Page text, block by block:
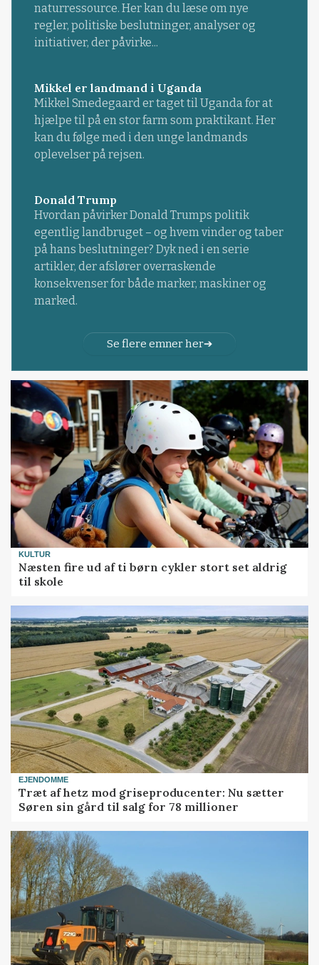
naturressource. Her kan du læse om nye
regler, politiske beslutninger, analyser og
initiativer, der påvirke...
Mikkel er landmand i Uganda
Mikkel Smedegaard er taget til Uganda for at
hjælpe til på en stor farm som praktikant. Her
kan du følge med i den unge landmands
oplevelser på rejsen.
Donald Trump
Hvordan påvirker Donald Trumps politik
egentlig landbruget – og hvem vinder og taber
på hans beslutninger? Dyk ned i en serie
artikler, der afslører overraskende
konsekvenser for både marker, maskiner og
marked.
Se flere emner her
KULTUR
Næsten fire ud af ti børn cykler stort set aldrig
til skole
EJENDOMME
Træt af hetz mod griseproducenter: Nu sætter
Søren sin gård til salg for 78 millioner